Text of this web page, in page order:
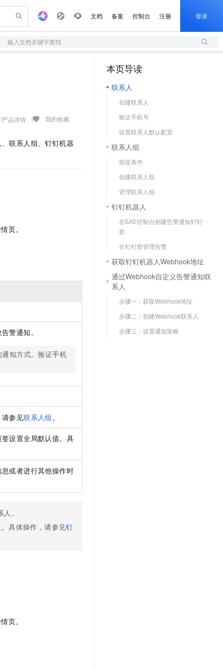
文档 备案 控制台 注册 登录
输入文档关键字查找
产品详情 我的收藏
联系人组、钉钉机器
页。
警通知。
知方式。验证手机
参见联系人组 。
签设置全局默认值。具
或者进行其他操作时
。
具体操作，请参见钉
页。
本页导读
联系人
创建联系人
验证手机号
设置联系人默认配置
联系人组
前提条件
创建联系人组
管理联系人组
钉钉机器人
在SAE控制台创建告警通知钉钉
群
在钉钉群管理告警
获取钉钉机器人Webhook地址
通过Webhook自定义告警通知联
系人
步骤一：获取Webhook地址
步骤二：创建Webhook联系人
步骤三：设置通知策略
语音识别与合成
Qwen3-TTS-Flash
支持中英文自由切换，具备更强的噪声鲁棒性
创作平台
千问办公 NEW
一站式AI生产力平台
提取
通过自然语言交互简化开发流程,全栈开发支持
全托管，含MySQL、PostgreSQL、SQL Server、MariaDB多引擎
能体编程平台
轻量应用服务器
数字证书管理服务（原SSL证书）
实现全站HTTPS，呈现可信的WEB访问
V4-Pro
专属 QwenPaw HOT
从聊天伙伴进化为能主动干活的本地数字员工
一句话生成原生可编辑精美 PPT 文稿
输入一句话想法, 轻松生成专业的 PPT
一键部署幻兽帕鲁游戏服务器
一键购买专属联机服务器，轻松开启游戏
漫剧工坊：一站式动画创作平台
快速生产连贯的高质量长漫剧
高效部署网站，快速应用到小程序
创作，一键激活电商全链路生产力
成，高效打造优质广告素材
AI 活动
AI 生产力先锋
先锋实践拓展 AI 生产力的边界
飞天发布时刻
所见，即是所愿
从基础到进阶，Agent 创客手把手教你
创新加速
覆盖90%+业务场景，专享组合折扣价
云聚AI 严选权益
AI 用量加速计划
新老同享，达量后返
阿里云 OPC 创新助力计划
Token 补贴，五大权
益加速 OPC 成功
专业服务
上云迁移
主机安全
AI 应用及服务市场
计划 服务伙伴合作计划
Al MaaS 服务伙伴赋能合作
伙伴信用分合作计划
更多支持
合作伙伴培训与认证
查询合作伙伴
登录合作伙伴管理后台
开发者社区
我要反馈
加入我们